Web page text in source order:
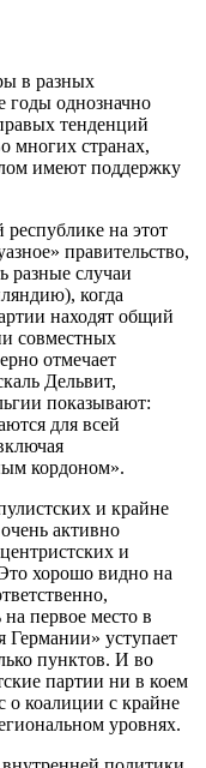
в разных
годы однозначно
тенденций
многих странах,
имеют поддержку
на этот
правительство,
разные случаи
когда
находят общий
совместных
отмечает
Дельвит,
показывают:
для всей
кордоном».
и крайне
активно
и
хорошо видно на
первое место в
Германии» уступает
пунктов. И во
партии ни в коем
о коалиции с крайне
уровнях.